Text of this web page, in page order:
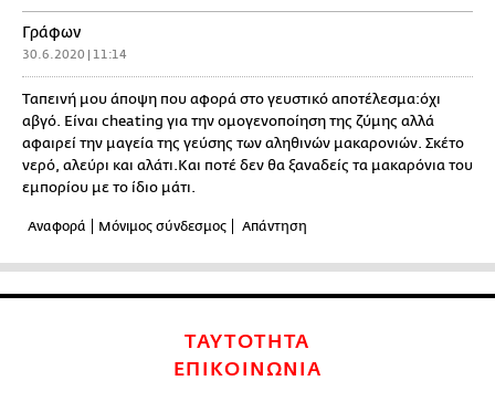
Γράφων
30.6.2020 | 11:14
Ταπεινή μου άποψη που αφορά στο γευστικό αποτέλεσμα:όχι
αβγό. Είναι cheating για την ομογενοποίηση της ζύμης αλλά
αφαιρεί την μαγεία της γεύσης των αληθινών μακαρονιών. Σκέτο
νερό, αλεύρι και αλάτι.Και ποτέ δεν θα ξαναδείς τα μακαρόνια του
εμπορίου με το ίδιο μάτι.
Αναφορά Μόνιμος σύνδεσμος Απάντηση
ΤΑΥΤΟΤΗΤΑ
ΕΠΙΚΟΙΝΩΝΙΑ